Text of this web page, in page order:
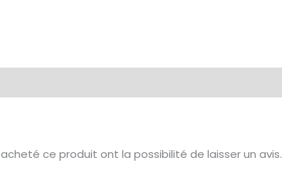
ce produit ont la possibilité de laisser un avis.